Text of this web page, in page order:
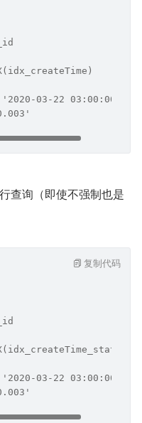
03-22
查询（即使不强制也是
03-22
复制代码